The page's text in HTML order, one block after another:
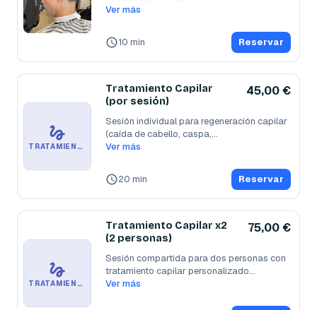
Ver más
10 min Reservar
TRATAMIENTO CAPILAR (POR SESIÓN)
Tratamiento Capilar
(por sesión)
45,00 €
Sesión individual para regeneración capilar
(caída de cabello, caspa,...
Ver más
20 min Reservar
TRATAMIENTO CAPILAR X2 (2 PERSONAS)
Tratamiento Capilar x2
(2 personas)
75,00 €
Sesión compartida para dos personas con
tratamiento capilar personalizado...
Ver más